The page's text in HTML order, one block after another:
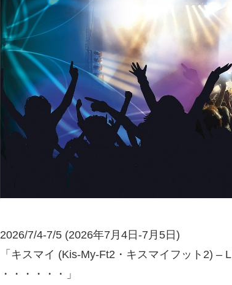
2026/7/4-7/5 (2026年7月4日-7月5日)
「キスマイ (Kis-My-Ft2・キスマイフット2) –
・・・・・・」